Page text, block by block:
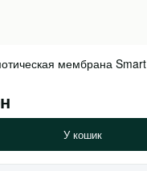
мембрана Smart
У кошик